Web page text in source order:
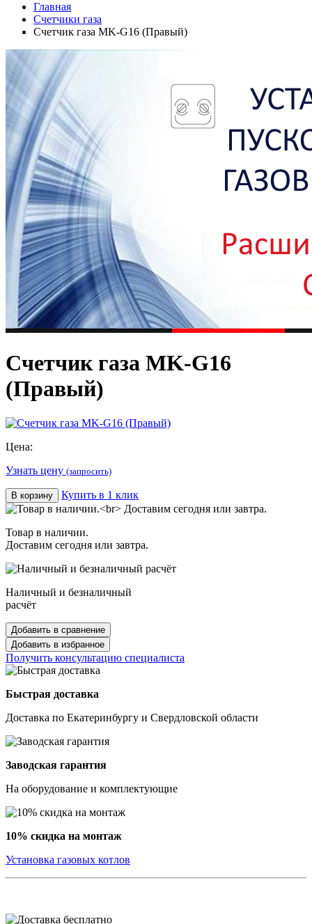
Главная
Счетчики газа
Счетчик газа МK-G16 (Правый)
Счетчик газа МK-G16
(Правый)
Цена:
Узнать цену (запросить)
В корзину Купить в 1 клик
Товар в наличии.
Доставим сегодня или завтра.
Наличный и безналичный
расчёт
Добавить в сравнение
Добавить в избранное
Получить консультацию специалиста
Быстрая доставка
Доставка по Екатеринбургу и Свердловской области
Заводская гарантия
На оборудование и комплектующие
10% скидка на монтаж
Установка газовых котлов